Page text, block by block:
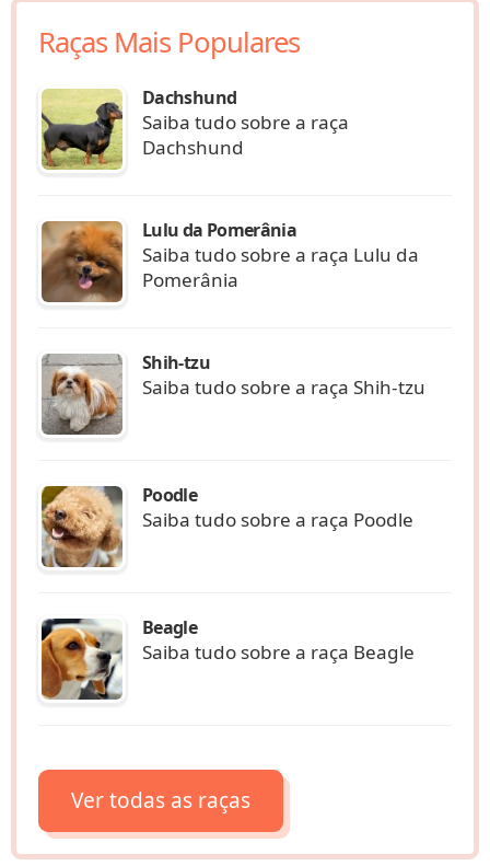
Raças Mais Populares
Dachshund
Saiba tudo sobre a raça
Dachshund
Lulu da Pomerânia
Saiba tudo sobre a raça Lulu da
Pomerânia
Shih-tzu
Saiba tudo sobre a raça Shih-tzu
Poodle
Saiba tudo sobre a raça Poodle
Beagle
Saiba tudo sobre a raça Beagle
Ver todas as raças